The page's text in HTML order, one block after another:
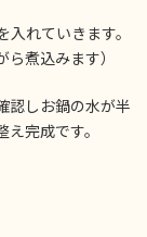
れていきます。
ら煮込みます）
認しお鍋の水が半
完成です。